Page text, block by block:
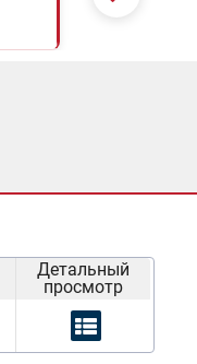
Детальный
просмотр